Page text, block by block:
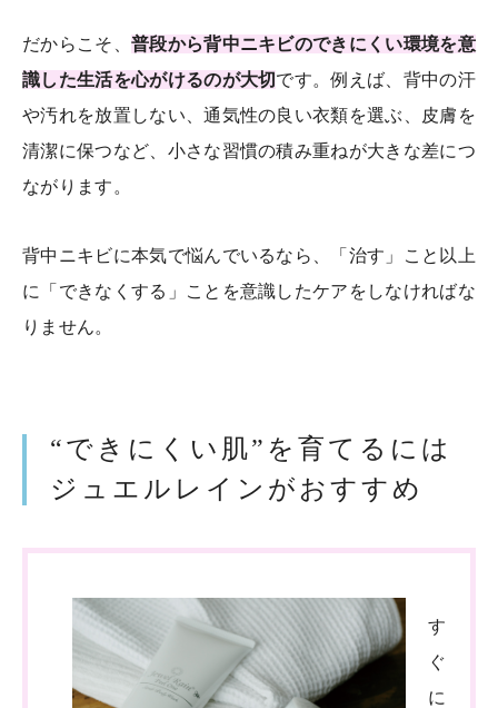
だからこそ、 普段から背中ニキビのできにくい環境を意
識した生活を心がけるのが大切 です。例えば、背中の汗
や汚れを放置しない、通気性の良い衣類を選ぶ、皮膚を
清潔に保つなど、小さな習慣の積み重ねが大きな差につ
ながります。
背中ニキビに本気で悩んでいるなら、「治す」こと以上
に「できなくする」ことを意識したケアをしなければな
りません。
“できにくい肌”を育てるには
ジュエルレインがおすすめ
す
ぐ
に